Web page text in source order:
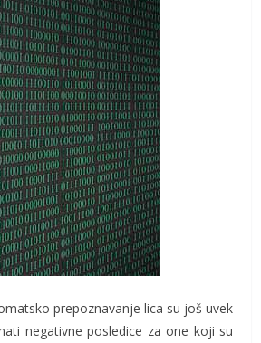
prepoznavanje lica su još uvek
negativne posledice za one koji su